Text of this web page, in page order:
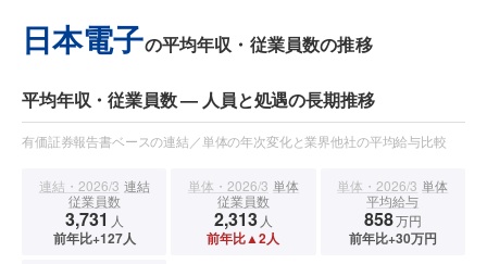
日本電子の平均年収・従業員数の推移
平均年収・従業員数 — 人員と処遇の長期推移
有価証券報告書ベースの連結／単体の年次変化と業界他社の平均給与比較
連結・2026/3 連結
従業員数
3,731 人
前年比+127人
単体・2026/3 単体
従業員数
2,313 人
前年比▲2人
単体・2026/3 単体
平均給与
858万円
前年比+30万円